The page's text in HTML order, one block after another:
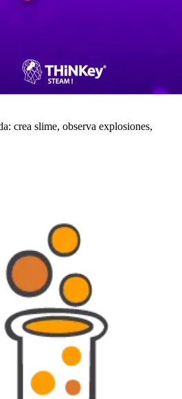
crea slime, observa explosiones,